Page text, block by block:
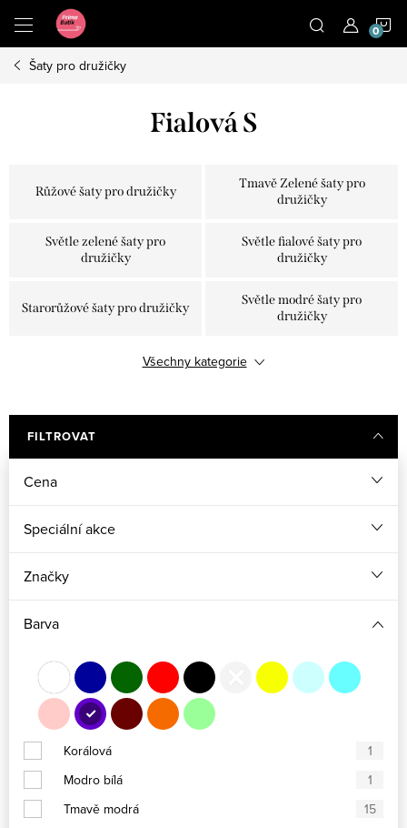
obsah
Šaty pro družičky
Fialová S
Růžové šaty pro družičky
Tmavě Zelené šaty pro
družičky
Světle zelené šaty pro
družičky
Světle fialové šaty pro
družičky
Starorůžové šaty pro družičky
Světle modré šaty pro
družičky
Šaty pro družičky olivově
Vínové šaty pro družičky
Žluté šaty pro družičky
Všechny kategorie
FILTROVAT
Cena
Speciální akce
Značky
Barva
Korálová
1
Modro bílá
1
Tmavě modrá
15